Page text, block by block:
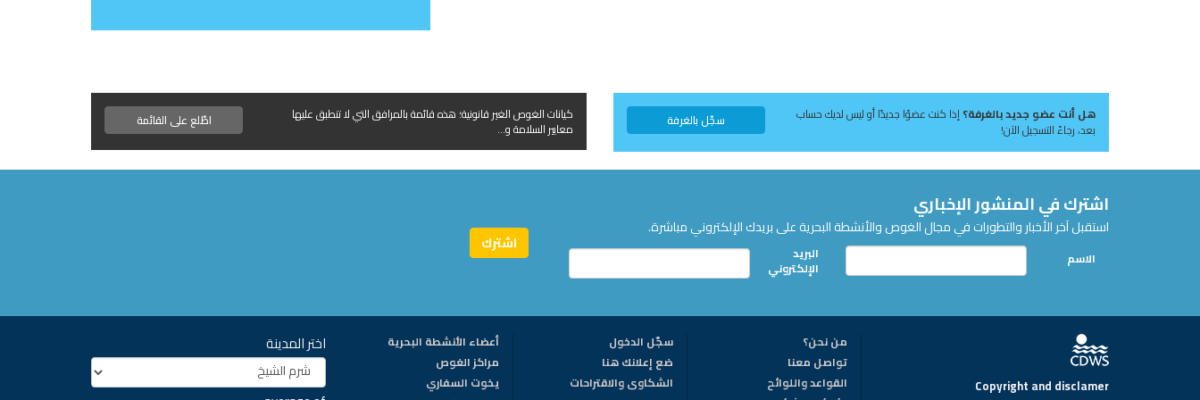
هل أنت عضو جديد بالغرفة؟إذا كنت عضوًا جديدًا أو ليس لديك حساب
بعد، رجاءً التسجيل الآن! سجّل بالغرفة كيانات الغوص الغير قانونية؛ هذه قائمة بالمرافق التي لا تنطبق عليها
معايير السلامة و... اطّلع على القائمة
اشترك في المنشور الإخباري
استقبل آخر الأخبار والتطورات في مجال الغوص والأنشطة البحرية على بريدك الإلكتروني مباشرة.
الاسم البريد
الإلكتروني
Copyright and disclamer
من نحن؟
تواصل معنا
القواعد واللوائح
سجّل الدخول
ضع إعلانك هنا
الشكاوى والاقتراحات
أعضاء الأنشطة البحرية
مراكز الغوص
يخوت السفاري
اختر المدينة